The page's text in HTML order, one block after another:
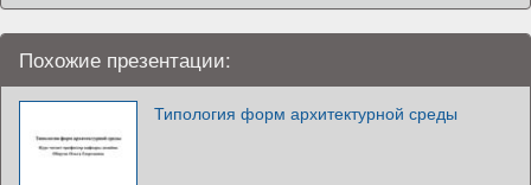
Похожие презентации:
Типология форм архитектурной среды